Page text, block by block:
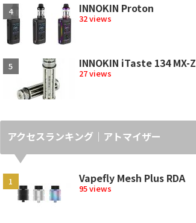
INNOKIN Proton
32 views
INNOKIN iTaste 134 MX-Z
27 views
アクセスランキング｜アトマイザー
Vapefly Mesh Plus RDA
95 views